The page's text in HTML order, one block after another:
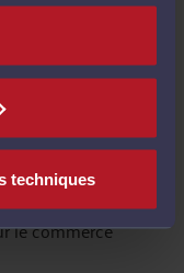
techniques
qui définit la notion
que ces
pour le
même d'office,
peuvent avoir un
ne pourront
que la
de
le commerce